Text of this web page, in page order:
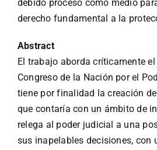
debido proceso como medio
derecho fundamental a la
Abstract
El trabajo aborda críticamente
Congreso de la Nación por el
tiene por finalidad la creación
que contaría con un ámbito de
relega al poder judicial a una
sus inapelables decisiones, con